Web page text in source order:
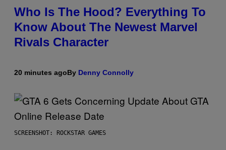
Who Is The Hood? Everything To
Know About The Newest Marvel
Rivals Character
20 minutes agoBy Denny Connolly
SCREENSHOT: ROCKSTAR GAMES